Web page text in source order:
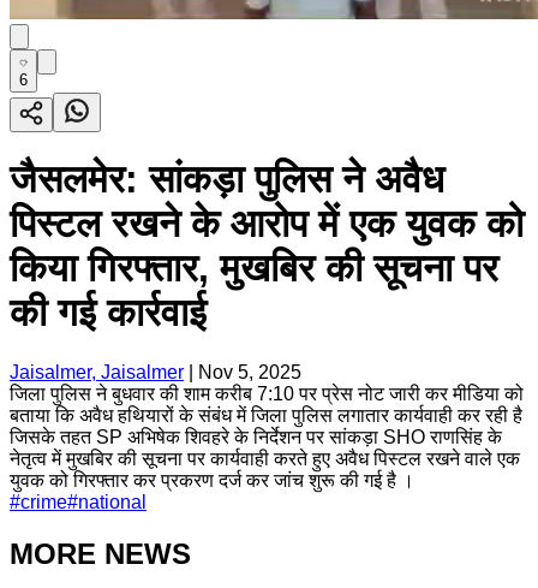
6
जैसलमेर: सांकड़ा पुलिस ने अवैध
पिस्टल रखने के आरोप में एक युवक को
किया गिरफ्तार, मुखबिर की सूचना पर
की गई कार्रवाई
Jaisalmer, Jaisalmer
Nov 5, 2025
जिला पुलिस ने बुधवार की शाम करीब 7:10 पर प्रेस नोट जारी कर मीडिया को
बताया कि अवैध हथियारों के संबंध में जिला पुलिस लगातार कार्यवाही कर रही है
जिसके तहत SP अभिषेक शिवहरे के निर्देशन पर सांकड़ा SHO राणसिंह के
नेतृत्व में मुखबिर की सूचना पर कार्यवाही करते हुए अवैध पिस्टल रखने वाले एक
युवक को गिरफ्तार कर प्रकरण दर्ज कर जांच शुरू की गई है ।
#crime#national
MORE NEWS